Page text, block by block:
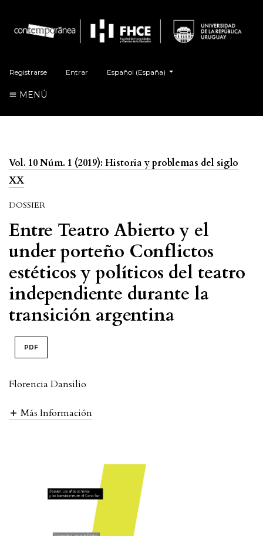
Registrarse Entrar Español (España)
MENÚ
Vol. 10 Núm. 1 (2019): Historia y problemas del siglo
XX
DOSSIER
Entre Teatro Abierto y el
under porteño Conflictos
estéticos y políticos del teatro
independiente durante la
transición argentina
PDF
Florencia Dansilio
Más Información